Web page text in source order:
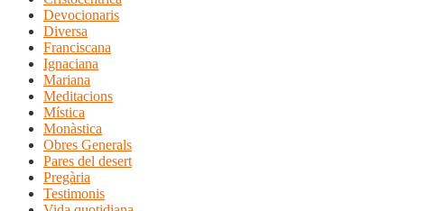
Devocionaris
Diversa
Franciscana
Ignaciana
Mariana
Meditacions
Mística
Monàstica
Obres Generals
Pares del desert
Pregària
Testimonis